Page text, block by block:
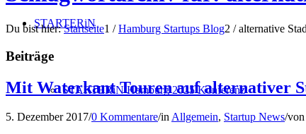
STARTERiN
STARTERiN Hamburg 2025 Konferenz
Du bist hier: Startseite1 / Hamburg Startups Blog2 / alternative
Beiträge
Mit Waterkant Touren auf alternativer
5. Dezember 2017/0 Kommentare/inAllgemein, Startup News/von